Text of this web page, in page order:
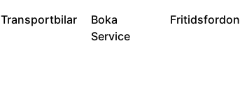
Transportbilar
Boka
Service
Fritidsfordon